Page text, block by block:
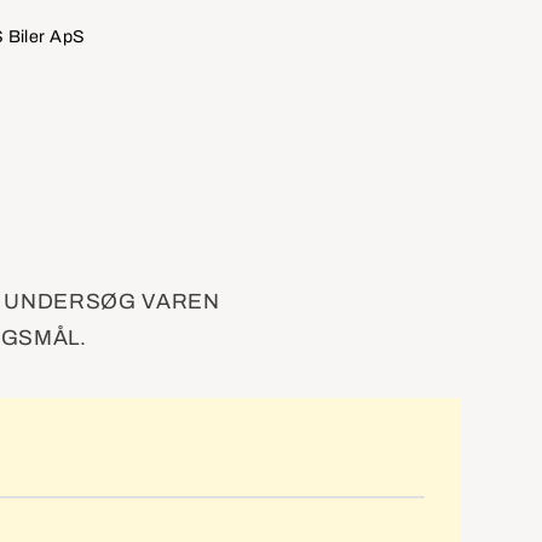
Biler ApS
VAREN